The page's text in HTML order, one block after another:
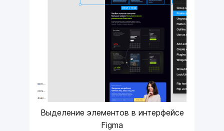
Выделение элементов в интерфейсе
Figma